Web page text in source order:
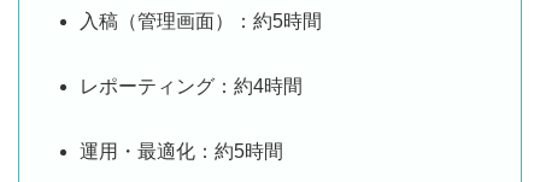
入稿（管理画面）：約5時間
レポーティング：約4時間
運用・最適化：約5時間